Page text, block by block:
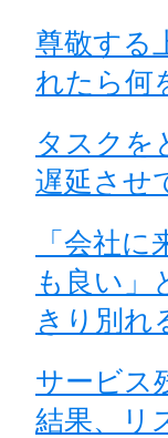
尊敬する
れたら何
タスクを
遅延させ
「会社
も良い」
きり別れ
サービス
結果、リ